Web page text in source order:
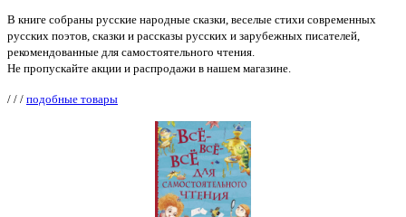
В книге собраны русские народные сказки, веселые стихи современных
русских поэтов, сказки и рассказы русских и зарубежных писателей,
рекомендованные для самостоятельного чтения.
Не пропускайте акции и распродажи в нашем магазине.
/ / / подобные товары